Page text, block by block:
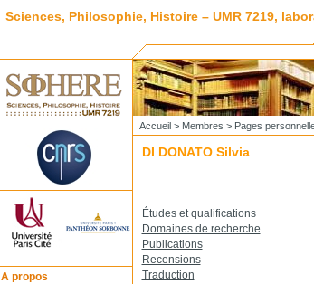
Sciences, Philosophie, Histoire – UMR 7219,
A propos
Accueil> Membres > Pages
DI DONATO Silvia
Études et qualifications
Domaines de recherche
Publications
Recensions
Traduction